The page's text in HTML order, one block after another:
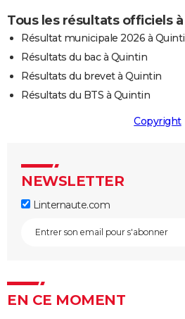
Tous les résultats officiels
Résultat municipale 2026 à
Résultats du bac à Quintin
Résultats du brevet à Quintin
Résultats du BTS à Quintin
Copyright
NEWSLETTER
Linternaute.com
EN CE MOMENT